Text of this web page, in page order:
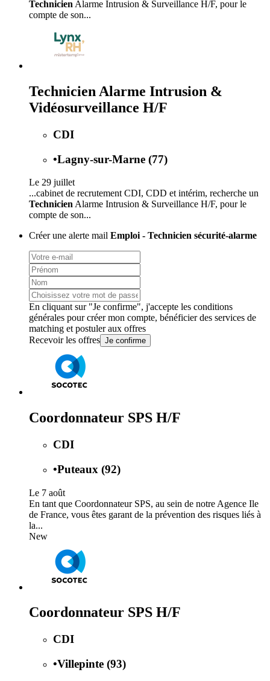
Technicien Alarme Intrusion & Surveillance H/F, pour le
compte de son...
Technicien Alarme Intrusion &
Vidéosurveillance H/F
CDI
•Lagny-sur-Marne (77)
Le 29 juillet
...cabinet de recrutement CDI, CDD et intérim, recherche un
Technicien Alarme Intrusion & Surveillance H/F, pour le
compte de son...
Créer une alerte mail Emploi - Technicien sécurité-alarme
En cliquant sur "Je confirme", j'accepte les conditions
générales pour créer mon compte, bénéficier des services de
matching et postuler aux offres
Recevoir les offres Je confirme
Coordonnateur SPS H/F
CDI
•Puteaux (92)
Le 7 août
En tant que Coordonnateur SPS, au sein de notre Agence Ile
de France, vous êtes garant de la prévention des risques liés à
la...
New
Coordonnateur SPS H/F
CDI
•Villepinte (93)